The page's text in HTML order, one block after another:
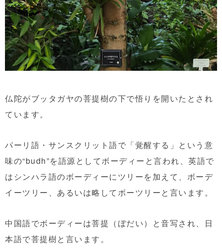
仏陀がブッタガヤの菩提樹の下で悟りを開いたとされ
ています。
パーリ語・サンスクリット語で「覚醒する」という意
味の“budh”を語源としてボーディーと言われ、英語で
はシンハラ語のボーディーにツリーを加えて、ボーデ
イーツリー、あるいは略してボーツリーと言います。
中国語でボーディーは菩提（ぼだい）と音写され、日
本語で菩提樹と言います。